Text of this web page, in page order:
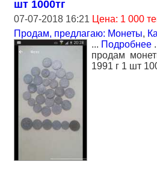
шт 1000тг
07-07-2018 16:21 Цена: 1 000
Продам, предлагаю: Монеты,
... Подробнее
продам
1991 г 1 шт